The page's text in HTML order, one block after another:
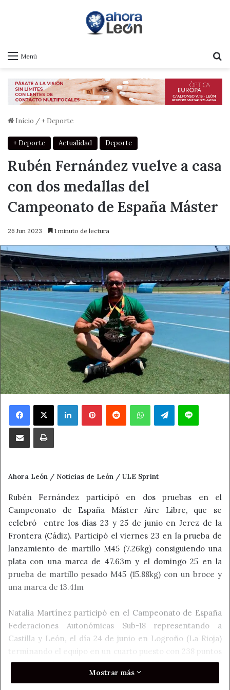
Menú
Inicio /+ Deporte
+ Deporte Actualidad Deporte
Rubén Fernández vuelve a casa
con dos medallas del
Campeonato de España Máster
26 Jun 2023 1 minuto de lectura
Facebook
X LinkedInPinterestReddit WhatsAppTelegramLine
Compartir por correo electrónicoImprimir
Ahora León / Noticias de León / ULE Sprint
Rubén Fernández participó en dos pruebas en el
Campeonato de España Máster Aire Libre, que se
celebró entre los días 23 y 25 de junio en Jerez de la
Frontera (Cádiz). Participó el viernes 23 en la prueba de
lanzamiento de martillo M45 (7.26kg) consiguiendo una
plata con una marca de 47.63m y el domingo 25 en la
prueba de martillo pesado M45 (15.88kg) con un broce y
una marca de 13.41m
Natalia Martínez participó en el Campeonato de España
Federaciones Autonómicas Sub-18 representando a
Castilla y León, el día 24 de junio en Logroño (La Rioja)
terminando el equipo en un cuarto puesto con 238 puntos
por detrás de Cataluña primera con 305 puntos, segunda
Andalucía 276.5 puntos y tercera Comunidad Valenciana
Mostrar más